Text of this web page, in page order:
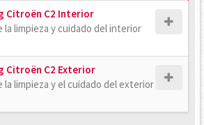
Citroën C2 Interior
la limpieza y cuidado del interior
Citroën C2 Exterior
la limpieza y el cuidado del exterior